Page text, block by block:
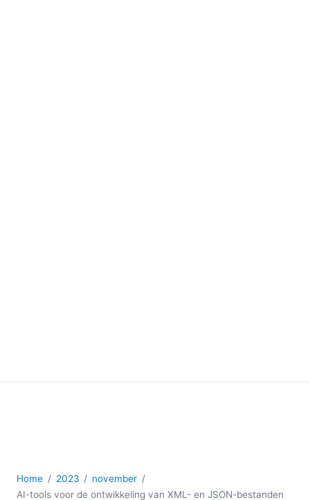
Home 2023
november
AI-tools voor de ontwikkeling van XML- en JSON-bestanden